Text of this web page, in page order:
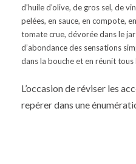
d’huile d’olive, de gros sel, de
pelées, en sauce, en compote,
tomate crue, dévorée dans le
d’abondance des sensations
dans la bouche et en réunit tous
L’occasion de réviser les
repérer dans une